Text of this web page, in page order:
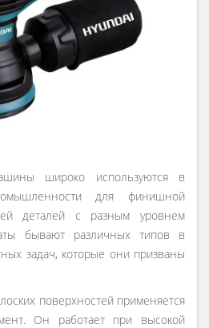
широко используются в
для финишной
деталей с разным уровнем
бывают различных типов в
задач, которые они призваны
поверхностей применяется
Он работает при высокой